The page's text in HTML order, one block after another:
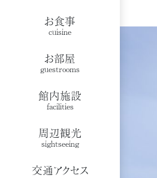
お食事
cuisine
お部屋
guestrooms
館内施設
facilities
周辺観光
sightseeing
交通アクセス